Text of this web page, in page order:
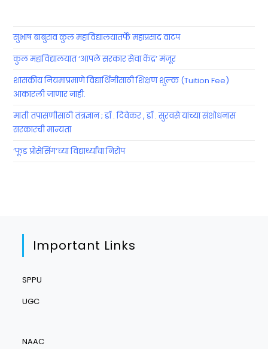
सुभाष बाबुराव कुल महाविद्यालयातर्फे महाप्रसाद वाटप
कुल महाविद्यालयात ‘आपले सरकार सेवा केंद्र’ मंजूर
शासकीय नियमाप्रमाणे विद्यार्थिनींसाठी शिक्षण शुल्क (Tuition Fee)
आकारली जाणार नाही.
माती तपासणीसाठी तंत्रज्ञान ; डॉ . दिवेकर , डॉ . सुरवसे यांच्या संशोधनास
सरकारची मान्यता
‘फूड प्रोसेसिंग’च्या विद्यार्थ्यांचा निरोप
Important Links
SPPU
UGC
NAAC